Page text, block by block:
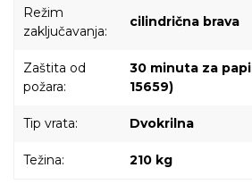
Režim
zaključavanja:
cilindrična brava
Zaštita od
požara:
30 minuta za
15659)
Tip vrata: Dvokrilna
Težina: 210 kg